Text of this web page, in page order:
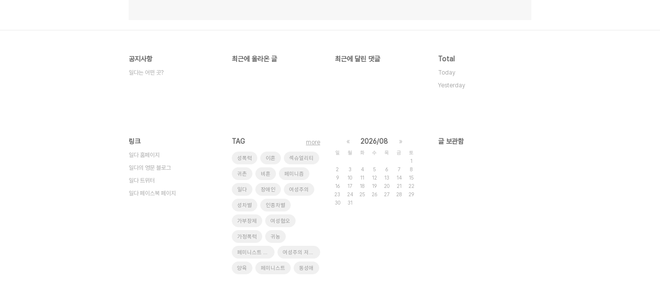
공지사항
일다는 어떤 곳?
최근에 올라온 글 최근에 달린 댓글 Total
Today
Yesterday
링크
일다 홈페이지
일다의 영문 블로그
일다 트위터
일다 페이스북 페이지
TAG
성폭력 이혼 섹슈얼리티
귀촌 비혼 페미니즘
일다 장애인 여성주의
성차별 인종차별
가부장제 여성혐오
가정폭력 귀농
페미니스트 저널 일다 여성주의 저널 일다
양육 페미니스트 동성애
more « 2026/08 »
일 월 화 수 목 금
토
1
2
3 4 5 6 7
8
9
10 11 12 13 14
15
16
17 18 19 20 21
22
23
24 25 26 27 28
29
30
31
글 보관함